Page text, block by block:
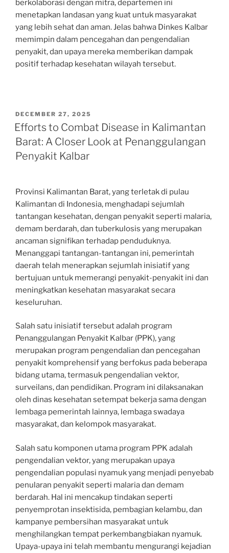
berkolaborasi dengan mitra, departemen ini
menetapkan landasan yang kuat untuk masyarakat
yang lebih sehat dan aman. Jelas bahwa Dinkes Kalbar
memimpin dalam pencegahan dan pengendalian
penyakit, dan upaya mereka memberikan dampak
positif terhadap kesehatan wilayah tersebut.
POSTED
ON
DECEMBER 27, 2025
Efforts to Combat Disease in Kalimantan
Barat: A Closer Look at Penanggulangan
Penyakit Kalbar
Provinsi Kalimantan Barat, yang terletak di pulau
Kalimantan di Indonesia, menghadapi sejumlah
tantangan kesehatan, dengan penyakit seperti malaria,
demam berdarah, dan tuberkulosis yang merupakan
ancaman signifikan terhadap penduduknya.
Menanggapi tantangan-tantangan ini, pemerintah
daerah telah menerapkan sejumlah inisiatif yang
bertujuan untuk memerangi penyakit-penyakit ini dan
meningkatkan kesehatan masyarakat secara
keseluruhan.
Salah satu inisiatif tersebut adalah program
Penanggulangan Penyakit Kalbar (PPK), yang
merupakan program pengendalian dan pencegahan
penyakit komprehensif yang berfokus pada beberapa
bidang utama, termasuk pengendalian vektor,
surveilans, dan pendidikan. Program ini dilaksanakan
oleh dinas kesehatan setempat bekerja sama dengan
lembaga pemerintah lainnya, lembaga swadaya
masyarakat, dan kelompok masyarakat.
Salah satu komponen utama program PPK adalah
pengendalian vektor, yang merupakan upaya
pengendalian populasi nyamuk yang menjadi penyebab
penularan penyakit seperti malaria dan demam
berdarah. Hal ini mencakup tindakan seperti
penyemprotan insektisida, pembagian kelambu, dan
kampanye pembersihan masyarakat untuk
menghilangkan tempat perkembangbiakan nyamuk.
Upaya-upaya ini telah membantu mengurangi kejadian